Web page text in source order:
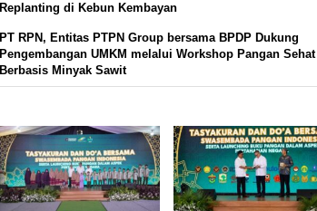
Replanting di Kebun Kembayan
PT RPN, Entitas PTPN Group bersama BPDP Dukung
Pengembangan UMKM melalui Workshop Pangan Sehat
Berbasis Minyak Sawit